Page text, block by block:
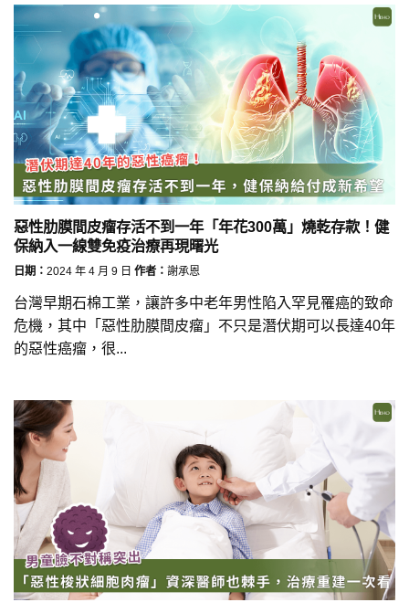
惡性肋膜間皮瘤存活不到一年「年花300萬」燒乾存款！健
保納入一線雙免疫治療再現曙光
日期： 2024 年 4 月 9 日 作者： 謝承恩
台灣早期石棉工業，讓許多中老年男性陷入罕見罹癌的致命
危機，其中「惡性肋膜間皮瘤」不只是潛伏期可以長達40年
的惡性癌瘤，很...